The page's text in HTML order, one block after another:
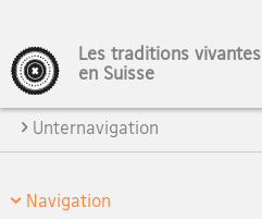
Les traditions vivantes
en Suisse
Navigation
Unternavigation
Navigation